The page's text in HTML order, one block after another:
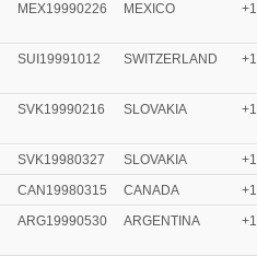
MEX19990226 MEXICO
SUI19991012 SWITZERLAND
SVK19990216 SLOVAKIA
SVK19980327 SLOVAKIA
CAN19980315 CANADA
ARG19990530 ARGENTINA